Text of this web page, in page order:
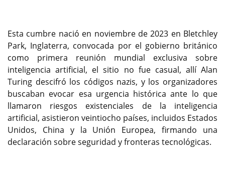
Esta cumbre nació en noviembre de 2023 en Bletchley
Park, Inglaterra, convocada por el gobierno británico
como primera reunión mundial exclusiva sobre
inteligencia artificial, el sitio no fue casual, allí Alan
Turing descifró los códigos nazis, y los organizadores
buscaban evocar esa urgencia histórica ante lo que
llamaron riesgos existenciales de la inteligencia
artificial, asistieron veintiocho países, incluidos Estados
Unidos, China y la Unión Europea, firmando una
declaración sobre seguridad y fronteras tecnológicas.